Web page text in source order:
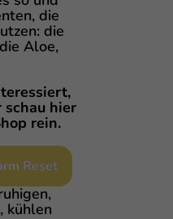
die
die
Aloe,
schau hier
rein.
Reset
kühlen